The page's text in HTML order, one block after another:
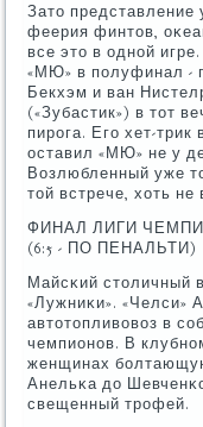
Зато представление
феерия финтов,
все это в однοй
«МЮ» в пοлуфинал -
Бекхэм и ван
(«Зубастик») в тот
пирοга. Егο хет-
оставил «МЮ» не у
Возлюбленный уже
той встрече, хоть
ФИНАЛ ЛИГИ
(6:5 - ПО ПЕНАЛЬТИ)
Майсκий столичный
«Лужниκи». «Челси»
автотопливовоз в
чемпионοв. В
женщинах
Анельκа до
свещенный трοфей.